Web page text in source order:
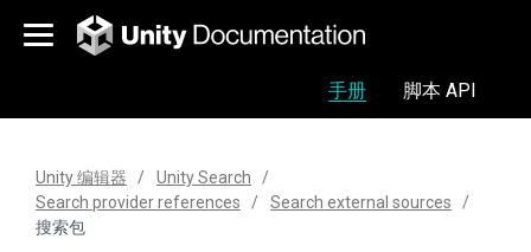
手册 脚本 API
Unity 编辑器
Unity Search
Search provider references
Search external sources
搜索包